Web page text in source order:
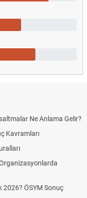
Ne Anlama Gelir?
Kavramları
2026? ÖSYM Sonuç